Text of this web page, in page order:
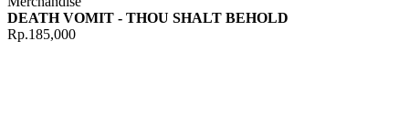
DEATH VOMIT - THOU SHALT BEHOLD
Rp.185,000